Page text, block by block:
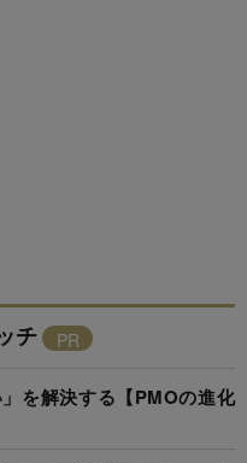
チ
を解決する【PMOの進化